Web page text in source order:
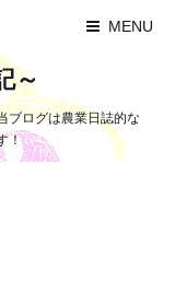
MENU
～
ブログは農業日誌的な
！